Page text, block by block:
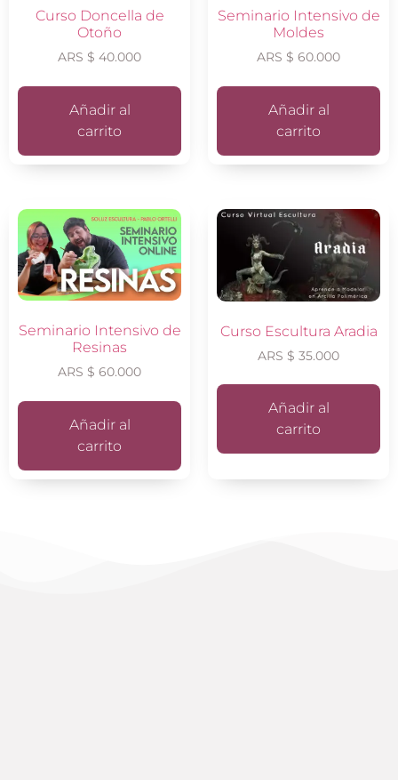
Curso Doncella de
Otoño
ARS $ 40.000
Añadir al
carrito
Seminario Intensivo de
Moldes
ARS $ 60.000
Añadir al
carrito
Seminario Intensivo de
Resinas
ARS $ 60.000
Añadir al
carrito
Curso Escultura Aradia
ARS $ 35.000
Añadir al
carrito